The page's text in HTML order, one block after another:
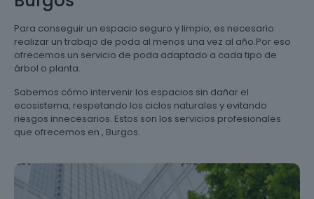
Para conseguir un espacio seguro y limpio, es necesario
realizar un trabajo de poda al menos una vez al año.Por eso
ofrecemos un servicio de poda adaptado a cada tipo de
árbol o planta.
Sabemos cómo intervenir los espacios sin dañar el
ecosistema, respetando los ciclos naturales y evitando
riesgos innecesarios. Estos son los servicios profesionales
que ofrecemos en , Burgos.